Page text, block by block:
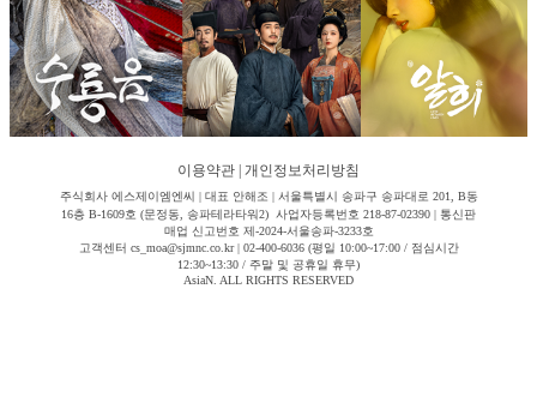
이용약관 개인정보처리방침
주식회사 에스제이엠엔씨 | 대표 안해조 | 서울특별시 송파구 송파대로 201, B동
16층 B-1609호 (문정동, 송파테라타워2) 사업자등록번호 218-87-02390 | 통신판
매업 신고번호 제-2024-서울송파-3233호
고객센터 cs_moa@sjmnc.co.kr | 02-400-6036 (평일 10:00~17:00 / 점심시간
12:30~13:30 / 주말 및 공휴일 휴무)
AsiaN. ALL RIGHTS RESERVED